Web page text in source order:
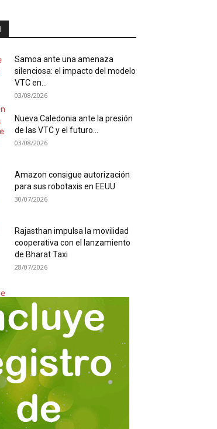
Samoa ante una amenaza
silenciosa: el impacto del modelo
VTC en...
03/08/2026
Nueva Caledonia ante la presión
de las VTC y el futuro...
03/08/2026
Amazon consigue autorización
para sus robotaxis en EEUU
30/07/2026
Rajasthan impulsa la movilidad
cooperativa con el lanzamiento
de Bharat Taxi
28/07/2026